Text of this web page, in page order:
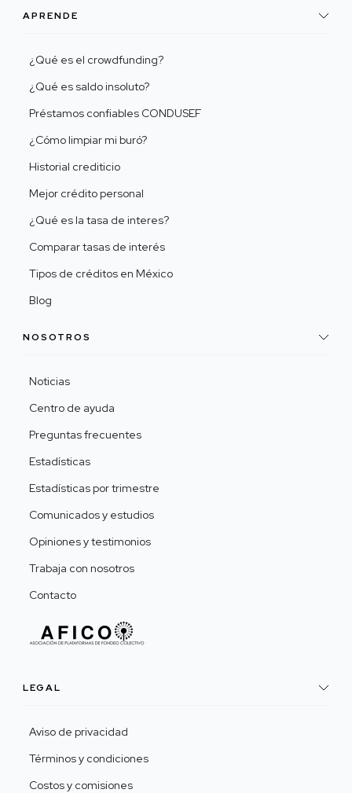
APRENDE
¿Qué es el crowdfunding?
¿Qué es saldo insoluto?
Préstamos confiables CONDUSEF
¿Cómo limpiar mi buró?
Historial crediticio
Mejor crédito personal
¿Qué es la tasa de interes?
Comparar tasas de interés
Tipos de créditos en México
Blog
NOSOTROS
Noticias
Centro de ayuda
Preguntas frecuentes
Estadísticas
Estadísticas por trimestre
Comunicados y estudios
Opiniones y testimonios
Trabaja con nosotros
Contacto
LEGAL
Aviso de privacidad
Términos y condiciones
Costos y comisiones